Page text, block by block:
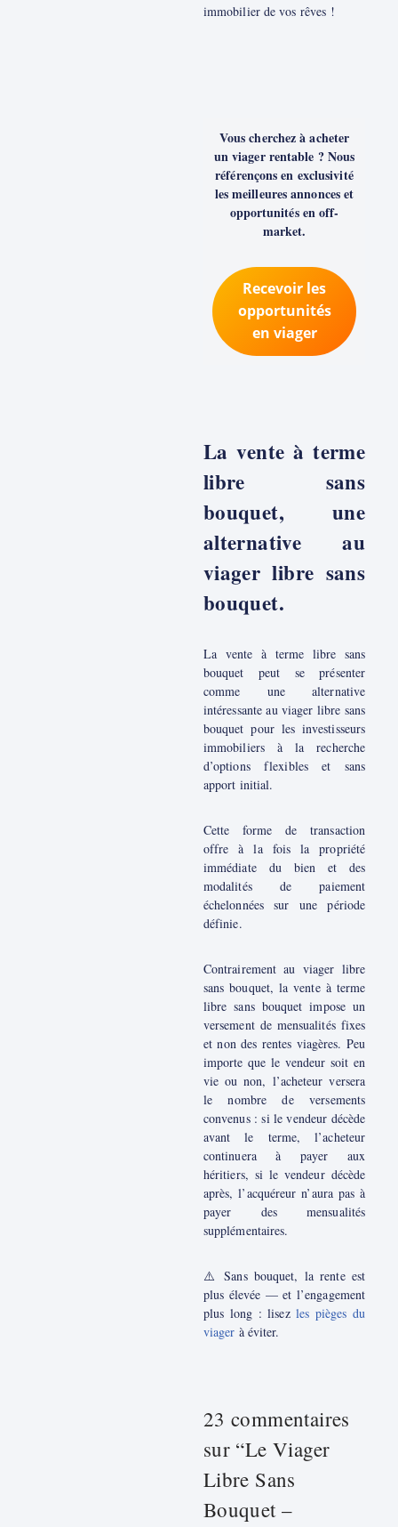
immobilier de vos rêves !
Vous cherchez à acheter
un viager rentable ? Nous
référençons en exclusivité
les meilleures annonces et
opportunités en off-
market.
Recevoir les
opportunités
en viager
La vente à terme
libre sans
bouquet, une
alternative au
viager libre sans
bouquet.
La vente à terme libre sans
bouquet peut se présenter
comme une alternative
intéressante au viager libre sans
bouquet pour les investisseurs
immobiliers à la recherche
d’options flexibles et sans
apport initial.
Cette forme de transaction
offre à la fois la propriété
immédiate du bien et des
modalités de paiement
échelonnées sur une période
définie.
Contrairement au viager libre
sans bouquet, la vente à terme
libre sans bouquet impose un
versement de mensualités fixes
et non des rentes viagères. Peu
importe que le vendeur soit en
vie ou non, l’acheteur versera
le nombre de versements
convenus : si le vendeur décède
avant le terme, l’acheteur
continuera à payer aux
héritiers, si le vendeur décède
après, l’acquéreur n’aura pas à
payer des mensualités
supplémentaires.
⚠️ Sans bouquet, la rente est
plus élevée — et l’engagement
plus long : lisezles pièges du
viager à éviter.
23 commentaires
sur “Le Viager
Libre Sans
Bouquet –